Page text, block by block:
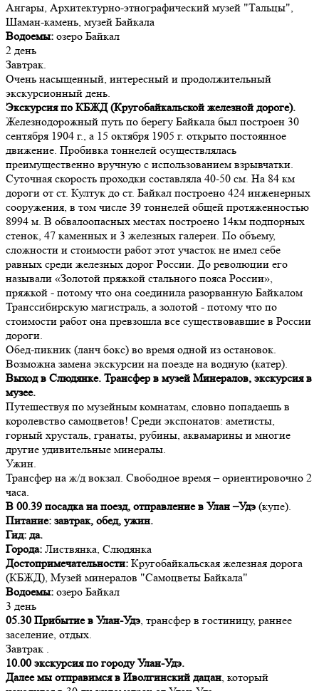
Ангары, Архитектурно-этнографический музей "Тальцы",
Шаман-камень, музей Байкала
Водоемы: озеро Байкал
2 день
Завтрак.
Очень насыщенный, интересный и продолжительный
экскурсионный день.
Экскурсия по КБЖД (Кругобайкальской железной дороге).
Железнодорожный путь по берегу Байкала был построен 30
сентября 1904 г., а 15 октября 1905 г. открыто постоянное
движение. Пробивка тоннелей осуществлялась
преимущественно вручную с использованием взрывчатки.
Суточная скорость проходки составляла 40-50 см. На 84 км
дороги от ст. Култук до ст. Байкал построено 424 инженерных
сооружения, в том числе 39 тоннелей общей протяженностью
8994 м. В обвалоопасных местах построено 14км подпорных
стенок, 47 каменных и 3 железных галереи. По объему,
сложности и стоимости работ этот участок не имел себе
равных среди железных дорог России. До революции его
называли «Золотой пряжкой стального пояса России»,
пряжкой - потому что она соединила разорванную Байкалом
Транссибирскую магистраль, а золотой - потому что по
стоимости работ она превзошла все существовавшие в России
дороги.
Обед-пикник (ланч бокс) во время одной из остановок.
Возможна замена экскурсии на поезде на водную (катер).
Выход в Слюдянке. Трансфер в музей Минералов, экскурсия в
музее.
Путешествуя по музейным комнатам, словно попадаешь в
королевство самоцветов! Среди экспонатов: аметисты,
горный хрусталь, гранаты, рубины, аквамарины и многие
другие удивительные минералы.
Ужин.
Трансфер на ж/д вокзал. Свободное время – ориентировочно 2
часа.
В 00.39 посадка на поезд, отправление в Улан –Удэ (купе).
Питание: завтрак, обед, ужин.
Гид: да.
Города: Листвянка, Слюдянка
Достопримечательности: Кругобайкальская железная дорога
(КБЖД), Музей минералов "Самоцветы Байкала"
Водоемы: озеро Байкал
3 день
05.30 Прибытие в Улан-Удэ, трансфер в гостиницу, раннее
заселение, отдых.
Завтрак .
10.00 экскурсия по городу Улан-Удэ.
Далее мы отправимся в Иволгинский дацан, который